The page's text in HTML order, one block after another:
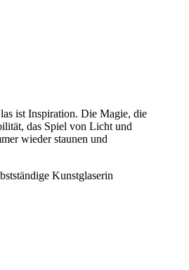
ist Inspiration. Die Magie, die
das Spiel von Licht und
wieder staunen und
Kunstglaserin